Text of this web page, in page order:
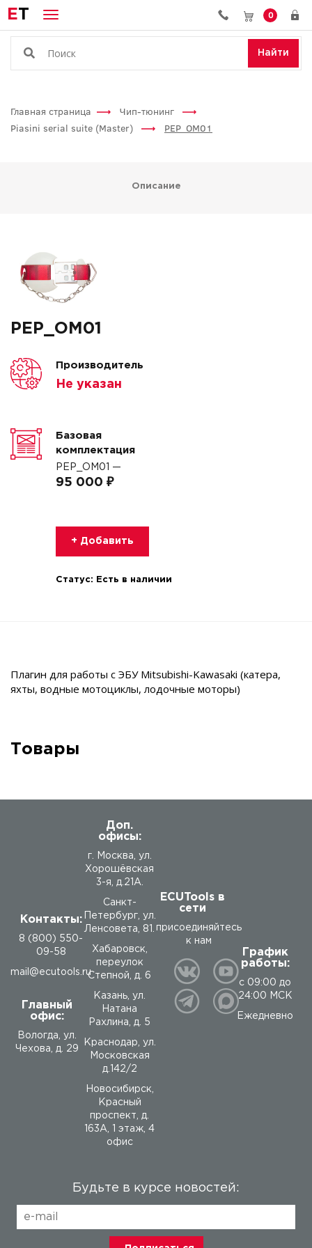
ET 0
Найти
Главная страница
Чип-тюнинг
Piasini serial suite (Master)
PEP_OM01
Описание
PEP_OM01
Производитель
Не указан
Базовая
комплектация
PEP_OM01 —
95 000 ₽
+ Добавить
Статус: Есть в наличии
Плагин для работы с ЭБУ Mitsubishi-Kawasaki (катера,
яхты, водные мотоциклы, лодочные моторы)
Товары
Контакты:
8 (800) 550-
09-58
mail@ecutools.ru
Главный
офис:
Вологда, ул.
Чехова, д. 29
Доп.
офисы:
г. Москва, ул.
Хорошёвская
3-я, д.21А.
Санкт-
Петербург, ул.
Ленсовета, 81.
Хабаровск,
переулок
Степной, д. 6
Казань, ул.
Натана
Рахлина, д. 5
Краснодар, ул.
Московская
д.142/2
Новосибирск,
Красный
проспект, д.
163А, 1 этаж, 4
офис
ECUTools в
сети
присоединяйтесь
к нам
График
работы:
с 09:00 до
24:00 МСК
Ежедневно
Будьте в курсе новостей: